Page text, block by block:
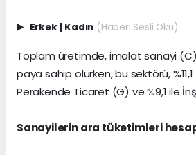
Erkek | Kadın (Haberi Sesli Oku)
Toplam üretimde, imalat sanayi (C)
paya sahip olurken, bu sektörü,
Perakende Ticaret (G) ve %9,1 ile
Sanayilerin ara tüketimleri